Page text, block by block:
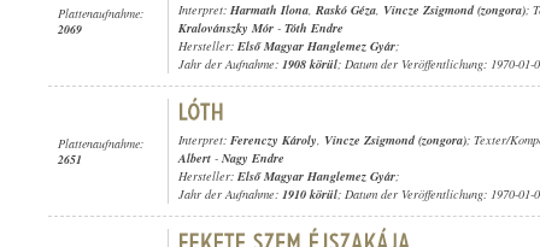
Plattenaufnahme:
2069
Interpret: Harmath Ilona, Raskó Géza, Vincze Zsigmond (zongora);
Kralovánszky Mór - Tóth Endre
Hersteller: Első Magyar Hanglemez Gyár;
Jahr der Aufnahme: 1908 körül; Datum der Veröffentlichung: 1970-01-
Plattenaufnahme:
2651
Interpret: Ferenczy Károly, Vincze Zsigmond (zongora); Texter/
Albert - Nagy Endre
Hersteller: Első Magyar Hanglemez Gyár;
Jahr der Aufnahme: 1910 körül; Datum der Veröffentlichung: 1970-01-